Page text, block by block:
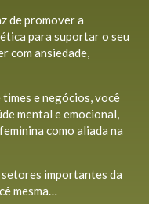
de promover a
para suportar o seu
com ansiedade,
e negócios, você
mental e emocional,
como aliada na
importantes da
mesma…